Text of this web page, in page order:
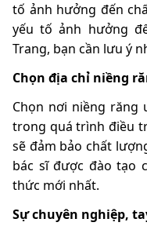
tố ảnh hưởng đến
yếu tố ảnh hưởng
Trang, bạn cần lưu ý
Chọn địa chỉ niềng
Chọn nơi niềng
trong quá trình điều
sẽ đảm bảo chất
bác sĩ được đào tạo
thức mới nhất.
Sự chuyên nghiệp,